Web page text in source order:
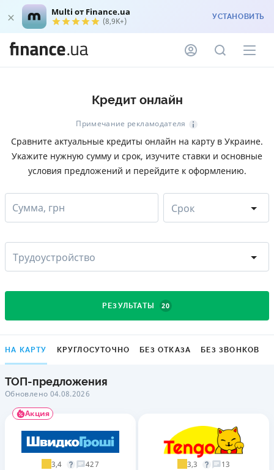
Multi от Finance.ua
(8,9K+) УСТАНОВИТЬ
Кредит онлайн
Примечание рекламодателя
Сравните актуальные кредиты онлайн на карту в Украине.
Укажите нужную сумму и срок, изучите ставки и основные
условия предложений и перейдите к оформлению.
Сумма, грн Срок
Трудоустройство
РЕЗУЛЬТАТЫ 20
НА КАРТУ КРУГЛОСУТОЧНО БЕЗ ОТКАЗА БЕЗ ЗВОНКОВ
ТОП-предложения
Обновлено 04.08.2026
Акция
3,4 427 3,3 13